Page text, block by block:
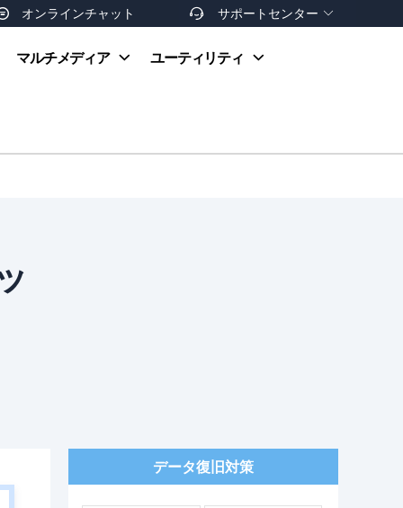
オンラインチャット  サポートセンター 
お支払い方法
マルチメディア ユーティリティ
データ復旧対策